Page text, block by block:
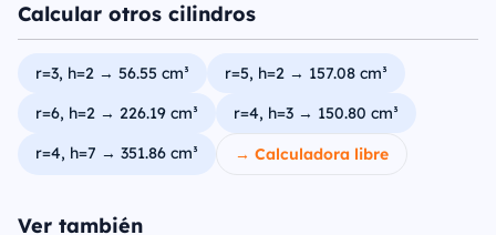
Calcular otros cilindros
r=3, h=2 → 56.55 cm³
r=5, h=2 → 157.08 cm³
r=6, h=2 → 226.19 cm³
r=4, h=3 → 150.80 cm³
r=4, h=7 → 351.86 cm³
→ Calculadora libre
Ver también